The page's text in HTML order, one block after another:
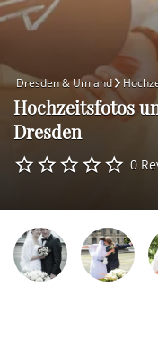
Dresden & Umland
Hochzeitsfotos
Dresden
0